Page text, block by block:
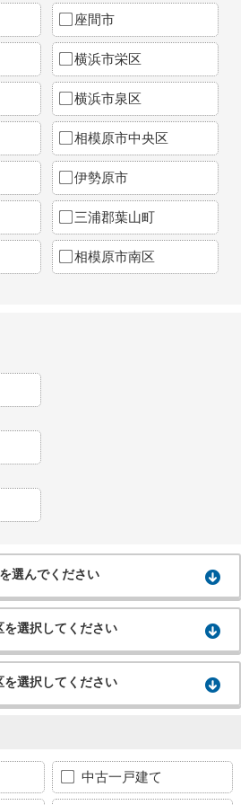
座間市
横浜市栄区
横浜市泉区
相模原市中央区
伊勢原市
三浦郡葉山町
相模原市南区
選んでください
を選択してください
を選択してください
中古一戸建て